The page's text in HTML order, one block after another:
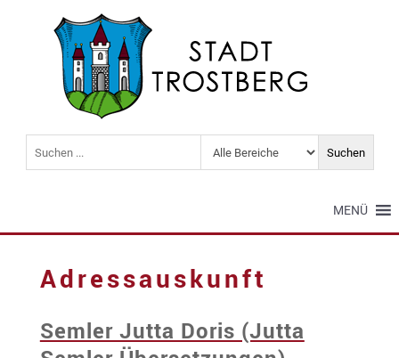
MENÜ
Adressauskunft
Semler Jutta Doris (Jutta